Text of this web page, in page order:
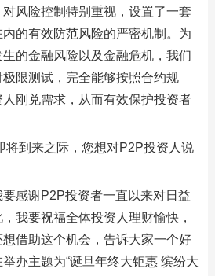
风险控制特别重视，设置了一套
的有效防范风险的严密机制。为
的金融风险以及金融危机，我们
限测试，完全能够按照合约规
刚兑需求，从而有效保护投资者
将到来之际，您想对P2P投资人说
感谢P2P投资者一直以来对日益
我要祝福全体投资人理财愉快，
借助这个机会，告诉大家一个好
办主题为“诞旦年终大钜惠 缤纷大